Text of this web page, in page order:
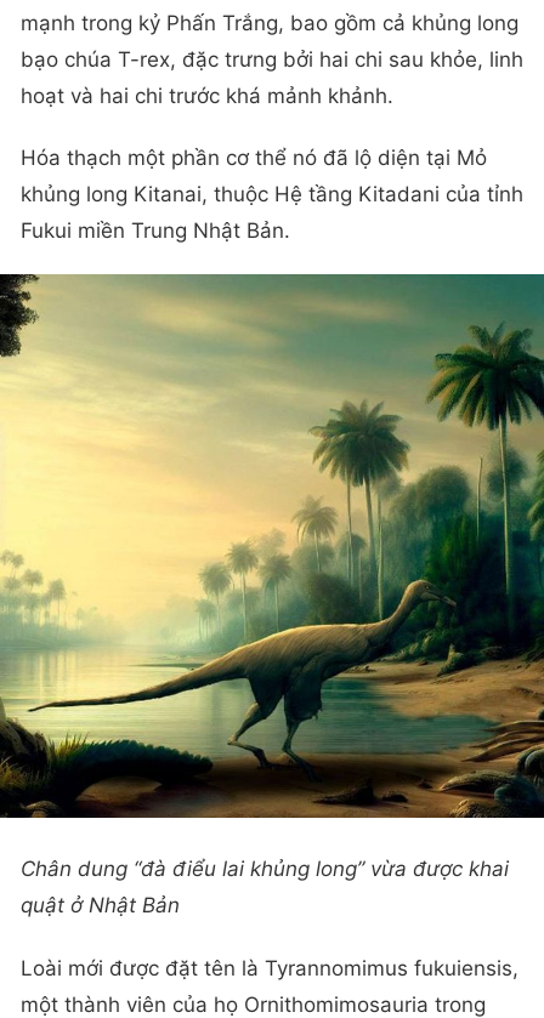
mạnh trong kỷ Phấn Trắng, bao gồm cả khủng long
bạo chúa T-rex, đặc trưng bởi hai chi sau khỏe, linh
hoạt và hai chi trước khá mảnh khảnh.
Hóa thạch một phần cơ thể nó đã lộ diện tại Mỏ
khủng long Kitanai, thuộc Hệ tầng Kitadani của tỉnh
Fukui miền Trung Nhật Bản.
Chân dung “đà điểu lai khủng long” vừa được khai
quật ở Nhật Bản
Loài mới được đặt tên là Tyrannomimus fukuiensis,
một thành viên của họ Ornithomimosauria trong